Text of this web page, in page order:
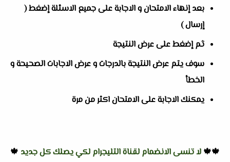
بعد إنهاء الامتحان و الاجابة على جميع الاسئلة إضغط (
إرسال )
ثم إضغط على عرض النتيجة
سوف يتم عرض النتيجة بالدرجات و عرض الاجابات الصحيحة و
الخطأ
يمكنك الاجابة على الامتحان اكثر من مرة
🍁🍁 لا تنسى الانضمام لقناة التليجرام لكي يصلك كل جديد 🍁